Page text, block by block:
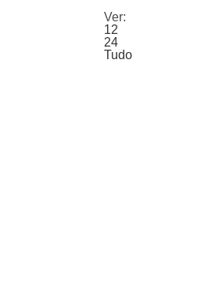
Ver:
12
24
Tudo